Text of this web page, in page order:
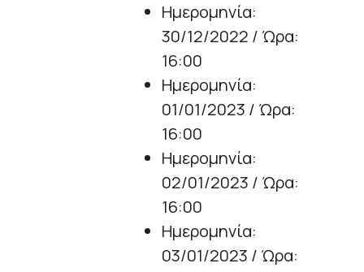
Ημερομηνία:
30/12/2022 / Ώρα:
16:00
Ημερομηνία:
01/01/2023 / Ώρα:
16:00
Ημερομηνία:
02/01/2023 / Ώρα:
16:00
Ημερομηνία:
03/01/2023 / Ώρα: